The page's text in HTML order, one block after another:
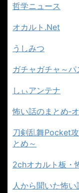
哲学ニュース
オカルト.Net
うしみつ
ガチャガチャ～
しぃアンテナ
怖い話のまとめ‐
刀剣乱舞Pocket
とめ～
2chオカルト板・
人から聞いた怖